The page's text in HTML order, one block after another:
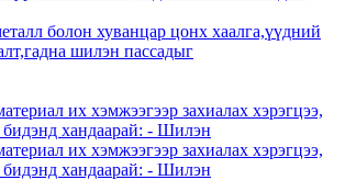
болон хуванцар цонх хаалга,үүдний
шилэн пассадыг
их хэмжээгээр захиалах хэрэгцээ,
бидэнд хандаарай: - Шилэн
их хэмжээгээр захиалах хэрэгцээ,
бидэнд хандаарай: - Шилэн